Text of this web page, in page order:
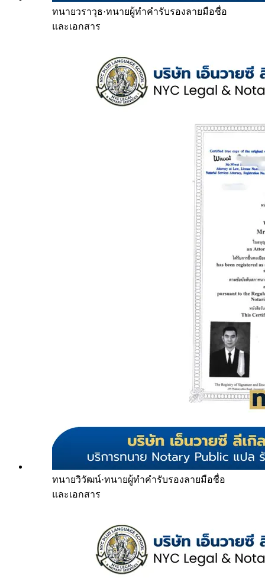
ทนายวราวุธ·ทนายผู้ทำคำรับรองลายมือชื่อ
และเอกสาร
ทนายวิวัฒน์·ทนายผู้ทำคำรับรองลายมือชื่อ
และเอกสาร